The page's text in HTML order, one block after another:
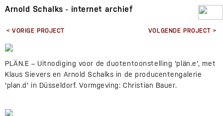
Arnold Schalks - internet archief
< VORIGE PROJECT VOLGENDE PROJECT >
PLÄN.E – Uitnodiging voor de duotentoonstelling 'plän.e', met
Klaus Sievers en Arnold Schalks in de producentengalerie
'plan.d' in Düsseldorf. Vormgeving: Christian Bauer.